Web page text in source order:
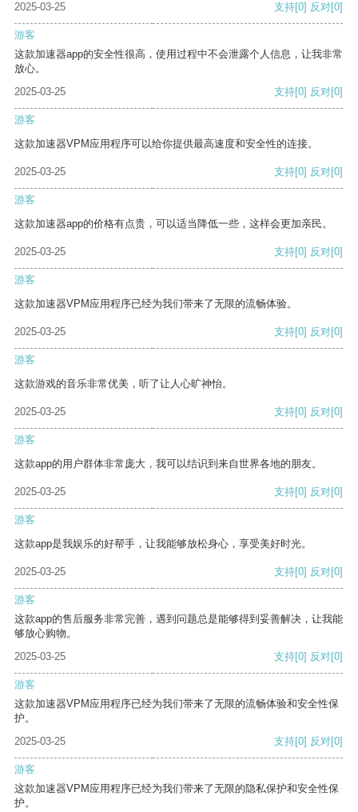
2025-03-25 支持[0] 反对[0]
游客
这款加速器app的安全性很高，使用过程中不会泄露个人信息，让我非常
放心。
2025-03-25
支持[0] 反对[0]
游客
这款加速器VPM应用程序可以给你提供最高速度和安全性的连接。
2025-03-25 支持[0] 反对[0]
游客
这款加速器app的价格有点贵，可以适当降低一些，这样会更加亲民。
2025-03-25 支持[0] 反对[0]
游客
这款加速器VPM应用程序已经为我们带来了无限的流畅体验。
2025-03-25 支持[0] 反对[0]
游客
这款游戏的音乐非常优美，听了让人心旷神怡。
2025-03-25 支持[0] 反对[0]
游客
这款app的用户群体非常庞大，我可以结识到来自世界各地的朋友。
2025-03-25 支持[0] 反对[0]
游客
这款app是我娱乐的好帮手，让我能够放松身心，享受美好时光。
2025-03-25 支持[0] 反对[0]
游客
这款app的售后服务非常完善，遇到问题总是能够得到妥善解决，让我能
够放心购物。
2025-03-25
支持[0] 反对[0]
游客
这款加速器VPM应用程序已经为我们带来了无限的流畅体验和安全性保
护。
2025-03-25
支持[0] 反对[0]
游客
这款加速器VPM应用程序已经为我们带来了无限的隐私保护和安全性保
护。